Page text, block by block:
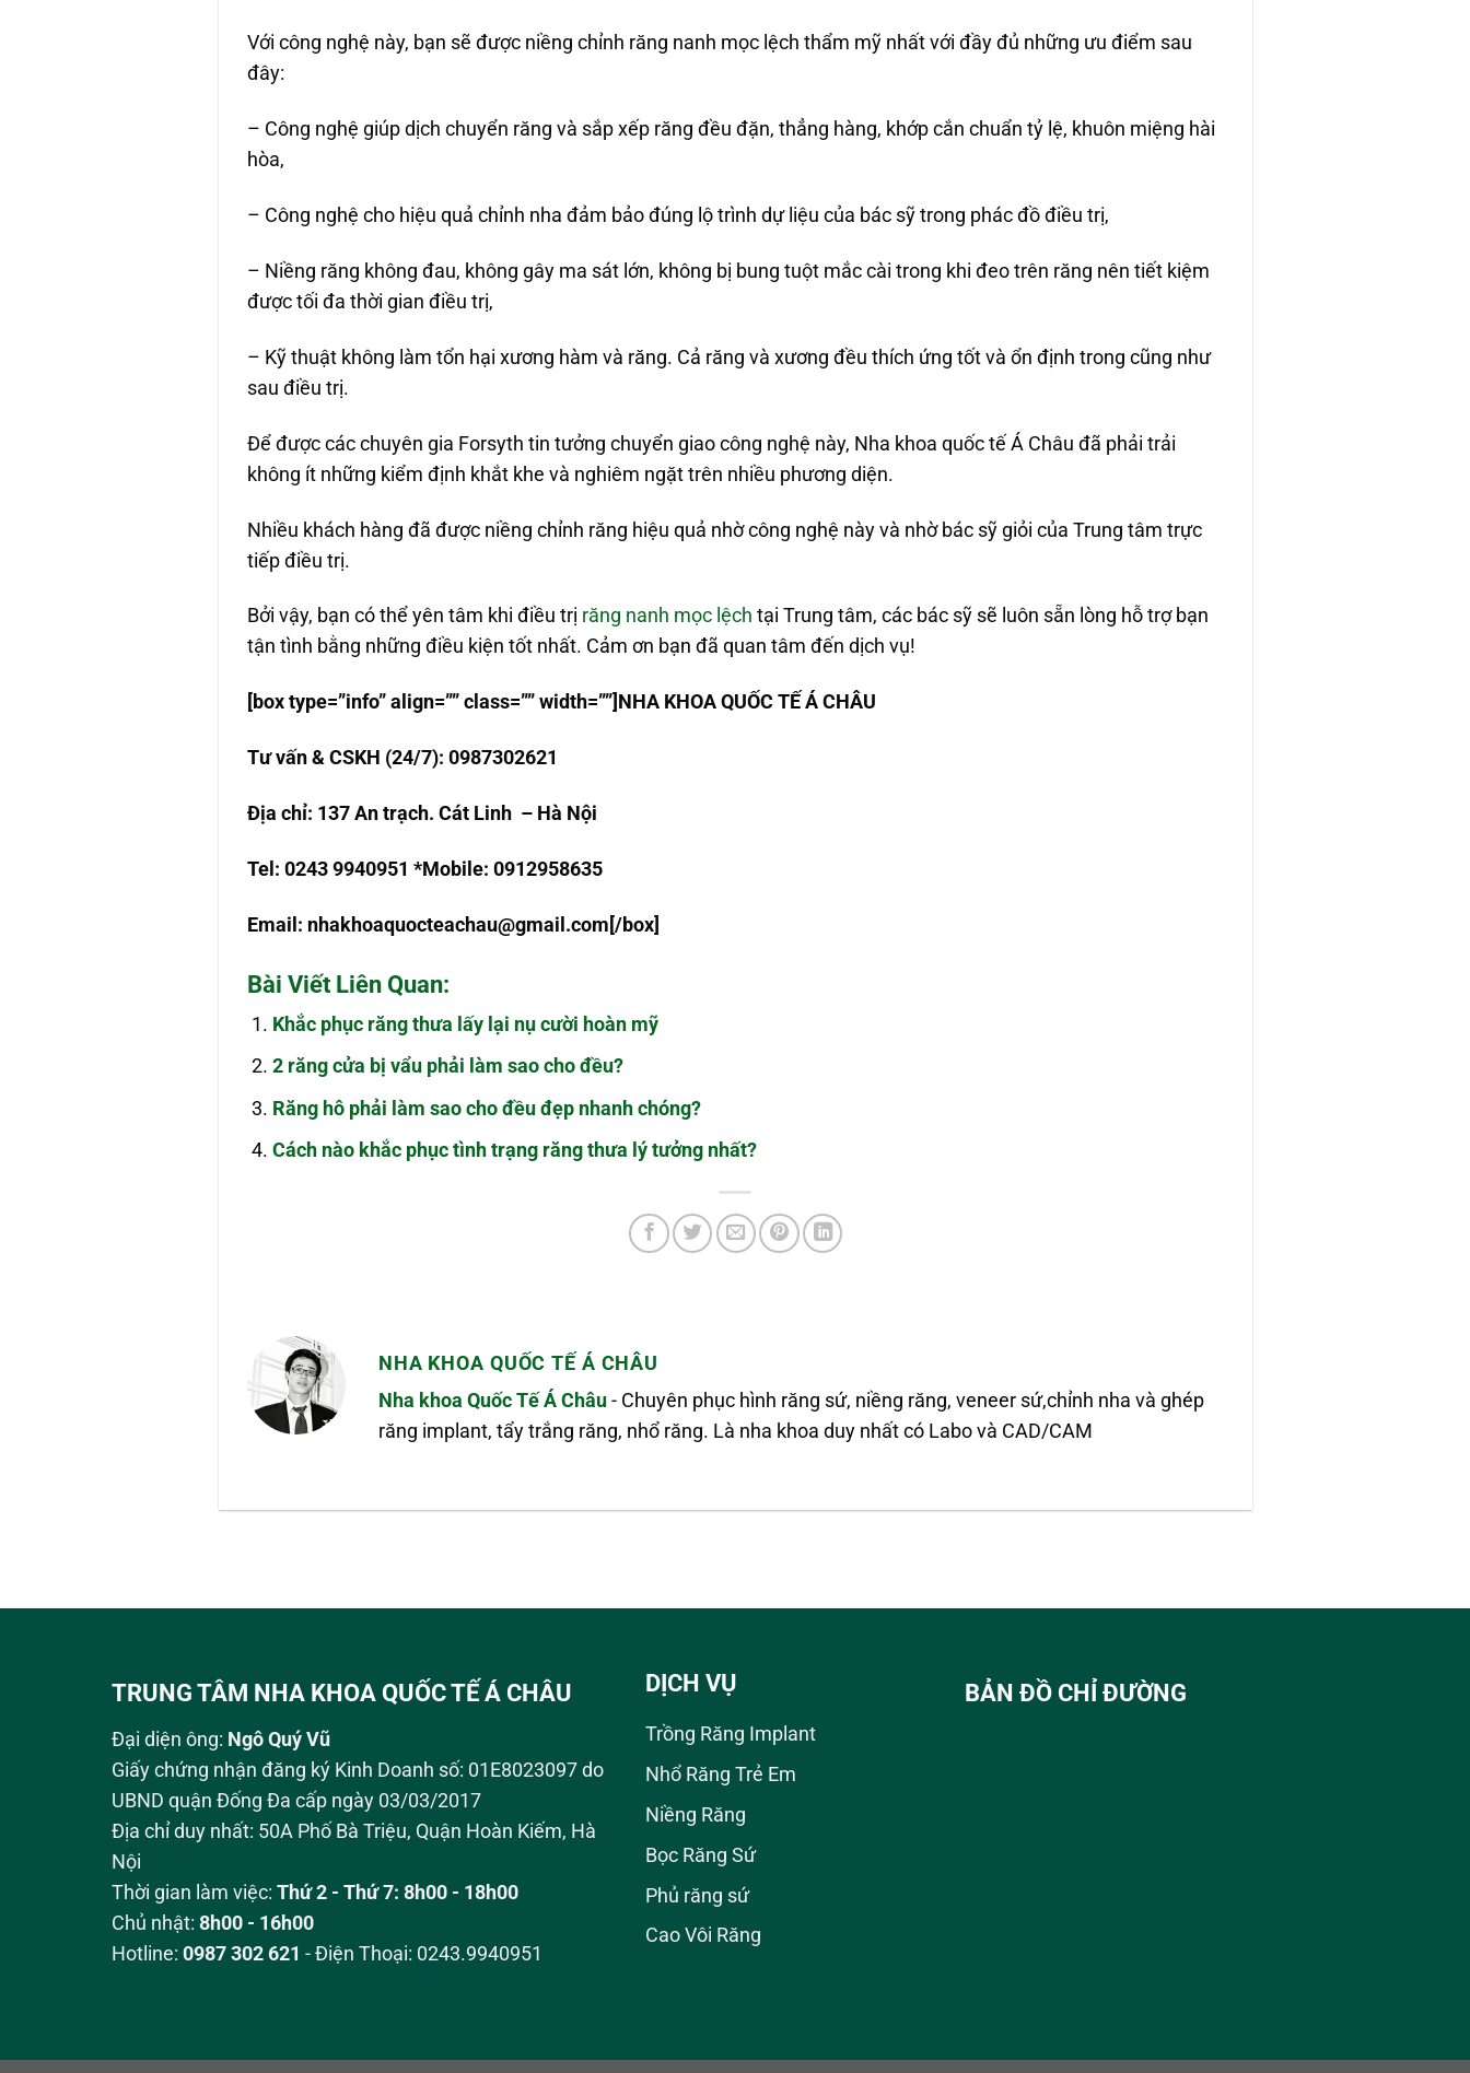
Với công nghệ này, bạn sẽ được niềng chỉnh răng nanh mọc lệch thẩm mỹ nhất với đầy đủ những ưu điểm sau
đây:
– Công nghệ giúp dịch chuyển răng và sắp xếp răng đều đặn, thẳng hàng, khớp cắn chuẩn tỷ lệ, khuôn miệng hài
hòa,
– Công nghệ cho hiệu quả chỉnh nha đảm bảo đúng lộ trình dự liệu của bác sỹ trong phác đồ điều trị,
– Niềng răng không đau, không gây ma sát lớn, không bị bung tuột mắc cài trong khi đeo trên răng nên tiết kiệm
được tối đa thời gian điều trị,
– Kỹ thuật không làm tổn hại xương hàm và răng. Cả răng và xương đều thích ứng tốt và ổn định trong cũng như
sau điều trị.
Để được các chuyên gia Forsyth tin tưởng chuyển giao công nghệ này, Nha khoa quốc tế Á Châu đã phải trải
không ít những kiểm định khắt khe và nghiêm ngặt trên nhiều phương diện.
Nhiều khách hàng đã được niềng chỉnh răng hiệu quả nhờ công nghệ này và nhờ bác sỹ giỏi của Trung tâm trực
tiếp điều trị.
Bởi vậy, bạn có thể yên tâm khi điều trị răng nanh mọc lệch tại Trung tâm, các bác sỹ sẽ luôn sẵn lòng hỗ trợ bạn
tận tình bằng những điều kiện tốt nhất. Cảm ơn bạn đã quan tâm đến dịch vụ!
[box type=”info” align=”” class=”” width=””]NHA KHOA QUỐC TẾÁ CHÂU
Tưvấn & CSKH (24/7): 0987302621
Địa chỉ: 137 An trạch. Cát Linh – Hà N ội
Tel: 0243 9940951 *Mobile: 0912958635
Email: nhakhoaquocteachau@gmail.com [/box]
Bài Viết Liên Quan:
Khắc phục răng thưa lấy lại nụ cười hoàn mỹ
2 răng cửa bị vẩu phải làm sao cho đều?
Răng hô phải làm sao cho đều đẹp nhanh chóng?
Cách nào khắc phục tình trạng răng thưa lý tưởng nhất?
NHA KHOA QUỐC TẾ Á CHÂU
Nha khoa Quốc Tế Á Châu- Chuyên phục hình răng sứ, niềng răng, veneer sứ,chỉnh nha và ghép
răng implant, tẩy trắng răng, nhổ răng. Là nha khoa duy nhất có Labo và CAD/CAM
TRUNG TÂM NHA KHOA QUỐC TẾ Á CHÂU
Đại diện ông: Ngô Quý Vũ
Giấy chứng nhận đăng ký Kinh Doanh số: 01E8023097 do
UBND quận Đống Đa cấp ngày 03/03/2017
Địa chỉ duy nhất: 50A Phố Bà Triệu, Quận Hoàn Kiếm, Hà
Nội
Thời gian làm việc: Thứ 2 - Thứ 7: 8h00 - 18h00
Chủ nhật: 8h00 - 16h00
Hotline: 0987 302 621 - Điện Thoại: 0243.9940951
DỊCH VỤ
Trồng Răng Implant
Nhổ Răng Trẻ Em
Niềng Răng
Bọc Răng Sứ
Phủ răng sứ
Cao Vôi Răng
BẢN ĐỒ CHỈ ĐƯỜNG